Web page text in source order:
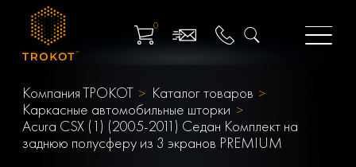
0
Компания ТРОКОТ
Каталог товаров
Каркасные автомобильные шторки
Acura CSX (1) (2005-2011) Седан Комплект на
заднюю полусферу из 3 экранов PREMIUM